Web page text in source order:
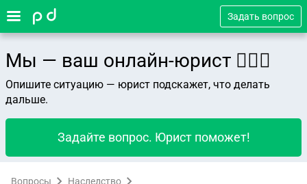
Задать вопрос
Мы — ваш онлайн-юрист 👨🏻‍⚖️
Опишите ситуацию — юрист подскажет, что делать
дальше.
Задайте вопрос. Юрист поможет!
Вопросы Наследство